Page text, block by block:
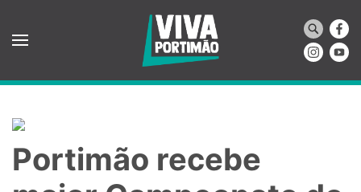
Saltar para o conteúdo principal
Portimão recebe